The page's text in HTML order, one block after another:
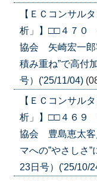
【ＥＣコンサル
析」】□□４７０
協会 矢崎宏一郎
積み重ね”で高付
号）('25/11/04)
【ＥＣコンサル
析」】□□４６９
協会 豊島恵太
マへの”やさしさ
23日号）('25/10/